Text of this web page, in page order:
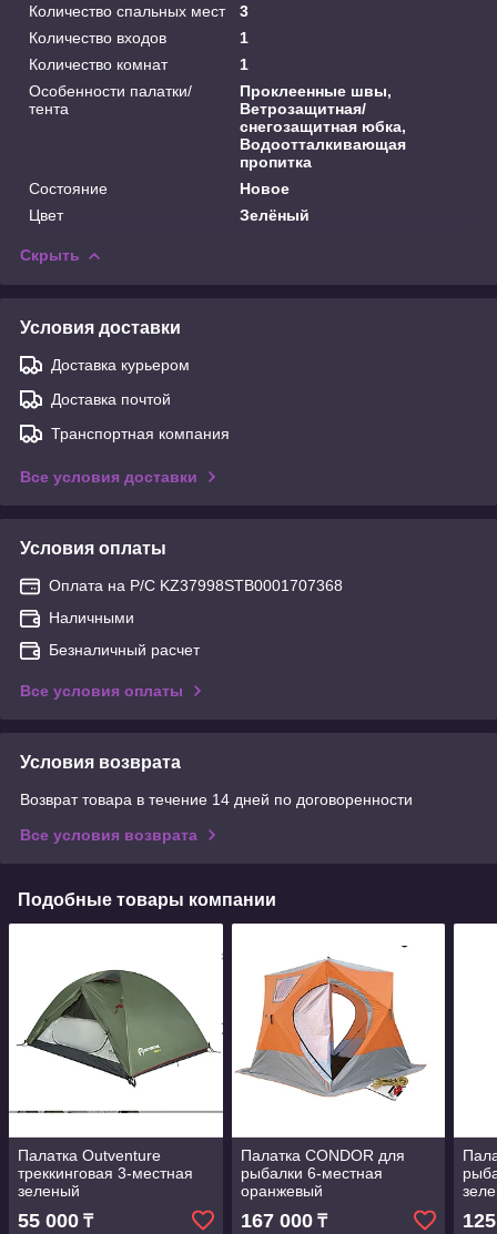
Количество спальных мест
3
Количество входов
1
Количество комнат
1
Особенности палатки/
тента
Проклеенные швы,
Ветрозащитная/
снегозащитная юбка,
Водоотталкивающая
пропитка
Состояние
Новое
Цвет
Зелёный
Скрыть
Условия доставки
Доставка курьером
Доставка почтой
Транспортная компания
Все условия доставки
Условия оплаты
Оплата на Р/С KZ37998STB0001707368
Наличными
Безналичный расчет
Все условия оплаты
Условия возврата
Возврат товара в течение 14 дней по договоренности
Все условия возврата
Подобные товары компании
Палатка Outventure
треккинговая 3-местная
зеленый
55 000 ₸
Палатка CONDOR для
рыбалки 6-местная
оранжевый
167 000₸